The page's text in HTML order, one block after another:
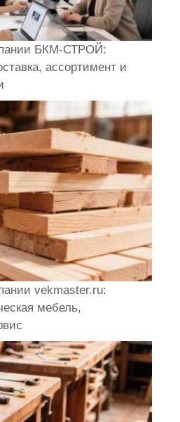
БКМ-СТРОЙ:
ассортимент и
vekmaster.ru:
мебель,